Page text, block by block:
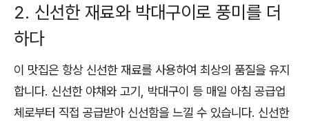
2. 신선한 재료와 박대구이로 풍미를 더
하다
이 맛집은 항상 신선한 재료를 사용하여 최상의 품질을 유지
합니다. 신선한 야채와 고기, 박대구이 등 매일 아침 공급업
체로부터 직접 공급받아 신선함을 느낄 수 있습니다. 신선한